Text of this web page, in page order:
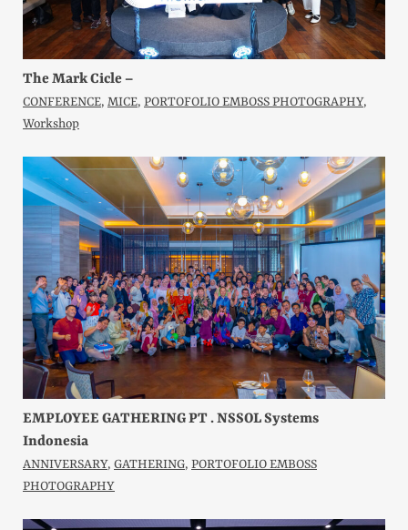
The Mark Cicle –
CONFERENCE, MICE, PORTOFOLIO EMBOSS PHOTOGRAPHY,
Workshop
EMPLOYEE GATHERING PT . NSSOL Systems
Indonesia
ANNIVERSARY, GATHERING, PORTOFOLIO EMBOSS
PHOTOGRAPHY